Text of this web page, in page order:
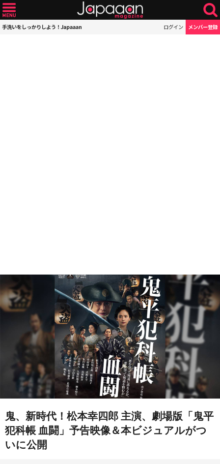
手洗いをしっかりしよう！Japaaan ログイン メンバー登録
鬼、新時代！松本幸四郎 主演、劇場版「鬼平
犯科帳 血闘」予告映像＆本ビジュアルがつ
いに公開